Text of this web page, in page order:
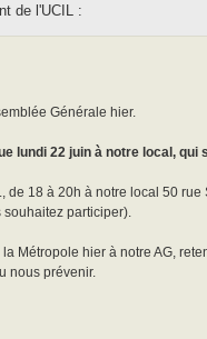
de l'UCIL :
Générale hier.
lundi 22 juin à notre local, qui
18 à 20h à notre local 50
souhaitez participer).
Métropole hier à notre AG,
nous prévenir.